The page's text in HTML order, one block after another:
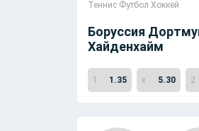
Теннис Футбол Хоккей
Боруссия
vs
Хайденхайм
1 1.35 x 5.30 2